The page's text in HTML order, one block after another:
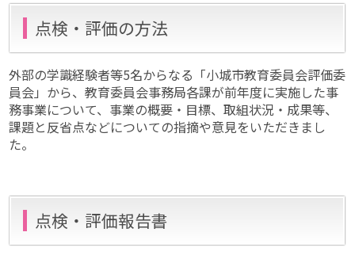
点検・評価の方法
外部の学識経験者等5名からなる「小城市教育委員会評価委
員会」から、教育委員会事務局各課が前年度に実施した事
務事業について、事業の概要・目標、取組状況・成果等、
課題と反省点などについての指摘や意見をいただきまし
た。
点検・評価報告書